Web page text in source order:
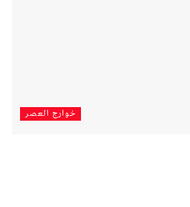
خوارج العصر